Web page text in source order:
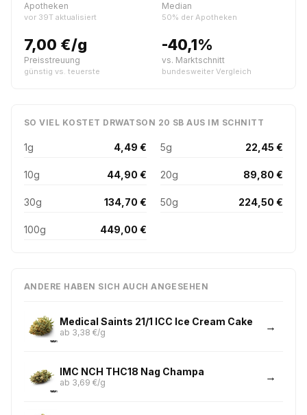
Apotheken
vor 39T aktualisiert
Median
50% der Apotheken
7,00 €/g
Preisstreuung
günstig vs. teuerste
-40,1%
vs. Marktschnitt
bundesweiter Vergleich
SO VIEL KOSTET DRWATSON 20 SB AUS IM SCHNITT
1g 4,49 € 5g 22,45 €
10g 44,90 € 20g 89,80 €
30g 134,70 € 50g 224,50 €
100g 449,00 €
ANDERE HABEN SICH AUCH ANGESEHEN
Medical Saints 21/1 ICC Ice Cream Cake
ab 3,38 €/g
IMC NCH THC18 Nag Champa
ab 3,69 €/g